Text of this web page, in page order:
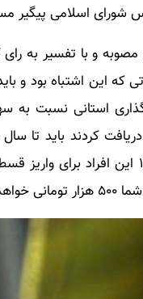
شورای اسلامی پیگیر
که این اشتباه بود و
استانی نسبت به
شد.